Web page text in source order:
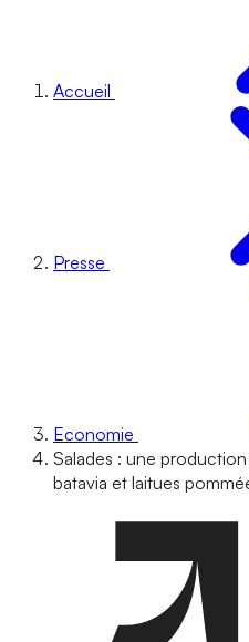
Accueil
Presse
Economie
Salades : une
batavia et laitues